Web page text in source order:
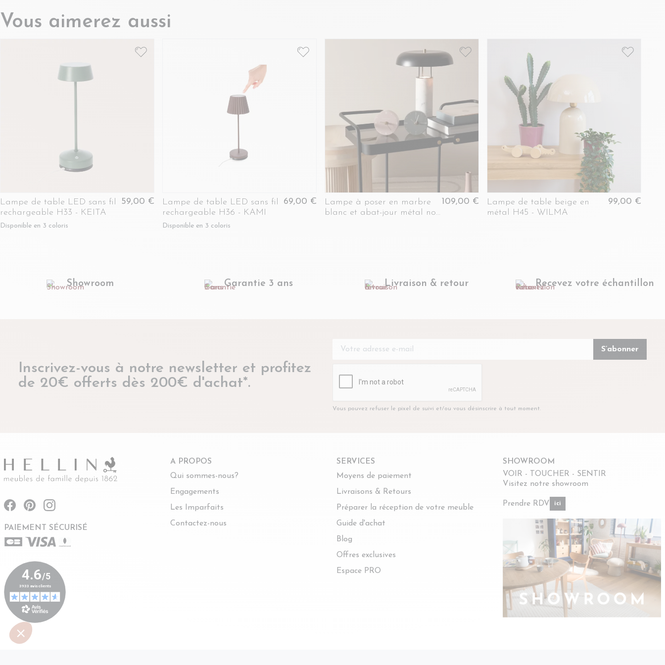
Vous aimerez aussi
Lampe de table LED sans fil
rechargeable H33 - KEITA
Disponible en 3 coloris
59,00 €
Lampe de table LED sans fil
rechargeable H36 - KAMI
Disponible en 3 coloris
69,00 €
Lampe à poser en marbre
blanc et abat-jour métal noir
109,00 €
Lampe de table beige en
métal H45 - WILMA
99,00 €
Showroom Garantie 3 ans Livraison & retour Recevez votre échantillon
Inscrivez-vous à notre newsletter et profitez
de 20€ offerts dès 200€ d'achat*.
Vous pouvez refuser le pixel de suivi et/ou vous désinscrire à tout moment.
PAIEMENT SÉCURISÉ
A PROPOS
Qui sommes-nous?
Engagements
Les Imparfaits
Contactez-nous
SERVICES
Moyens de paiement
Livraisons & Retours
Préparer la réception de votre meuble
Guide d'achat
Blog
Offres exclusives
Espace PRO
SHOWROOM
VOIR - TOUCHER - SENTIR
Visitez notre showroom
Prendre RDV ici